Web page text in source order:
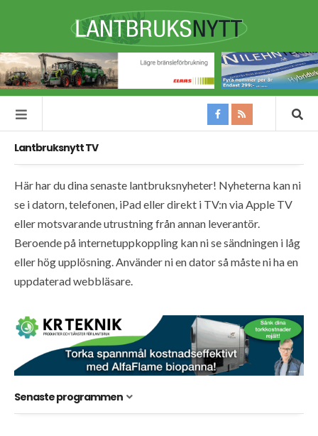
Lantbruksnytt TV
Här har du dina senaste lantbruksnyheter! Nyheterna kan ni
se i datorn, telefonen, iPad eller direkt i TV:n via Apple TV
eller motsvarande utrustning från annan leverantör.
Beroende på internetuppkoppling kan ni se sändningen i låg
eller hög upplösning. Använder ni en dator så måste ni ha en
uppdaterad webbläsare.
Senaste programmen